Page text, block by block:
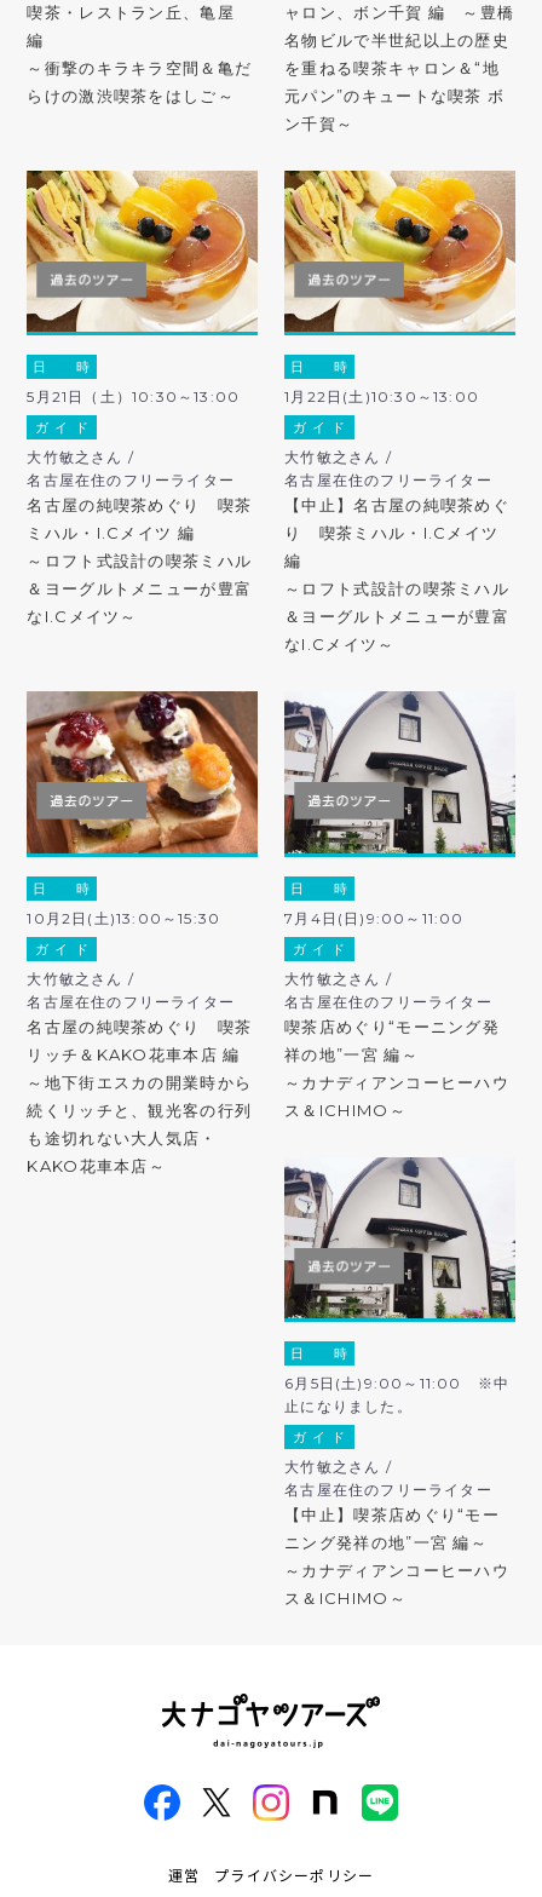
喫茶・レストラン丘、亀屋
編
～衝撃のキラキラ空間＆亀だ
らけの激渋喫茶をはしご～
ャロン、ボン千賀 編 ～豊橋
名物ビルで半世紀以上の歴史
を重ねる喫茶キャロン＆“地
元パン”のキュートな喫茶 ボ
ン千賀～
日 時
5月21日（土）10:30～13:00
ガ イ ド
大竹敏之さん /
名古屋在住のフリーライター
名古屋の純喫茶めぐり 喫茶
ミハル・I.Cメイツ 編
～ロフト式設計の喫茶ミハル
＆ヨーグルトメニューが豊富
なI.Cメイツ～
日 時
1月22日(土)10:30～13:00
ガ イ ド
大竹敏之さん /
名古屋在住のフリーライター
【中止】名古屋の純喫茶めぐ
り 喫茶ミハル・I.Cメイツ
編
～ロフト式設計の喫茶ミハル
＆ヨーグルトメニューが豊富
なI.Cメイツ～
日 時
10月2日(土)13:00～15:30
ガ イ ド
大竹敏之さん /
名古屋在住のフリーライター
名古屋の純喫茶めぐり 喫茶
リッチ＆KAKO花車本店 編
～地下街エスカの開業時から
続くリッチと、観光客の行列
も途切れない大人気店・
KAKO花車本店～
日 時
7月4日(日)9:00～11:00
ガ イ ド
大竹敏之さん /
名古屋在住のフリーライター
喫茶店めぐり“モーニング発
祥の地”一宮 編～
～カナディアンコーヒーハウ
ス＆ICHIMO～
日 時
6月5日(土)9:00～11:00 ※中
止になりました。
ガ イ ド
大竹敏之さん /
名古屋在住のフリーライター
【中止】喫茶店めぐり“モー
ニング発祥の地”一宮 編～
～カナディアンコーヒーハウ
ス＆ICHIMO～
運営 プライバシーポリシー